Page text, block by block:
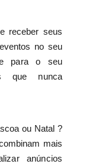
receber seus
no seu
para o seu
que nunca
ou Natal ?
mais
anúncios